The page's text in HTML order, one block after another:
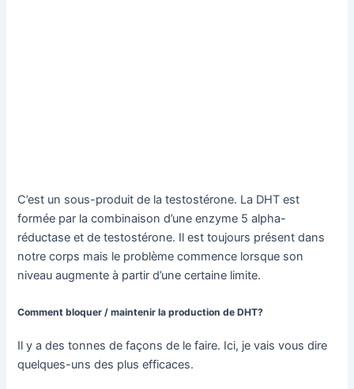
C’est un sous-produit de la testostérone. La DHT est
formée par la combinaison d’une enzyme 5 alpha-
réductase et de testostérone. Il est toujours présent dans
notre corps mais le problème commence lorsque son
niveau augmente à partir d’une certaine limite.
Comment bloquer / maintenir la production de DHT?
Il y a des tonnes de façons de le faire. Ici, je vais vous dire
quelques-uns des plus efficaces.